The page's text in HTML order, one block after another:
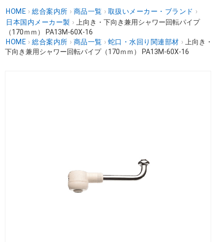
HOME › 総合案内所 › 商品一覧 › 取扱いメーカー・ブランド ›
日本国内メーカー製 ›
上向き・下向き兼用シャワー回転パイプ
（170ｍｍ） PA13M-60X-16
HOME › 総合案内所 › 商品一覧 › 蛇口・水回り関連部材 ›
上向き・
下向き兼用シャワー回転パイプ（170ｍｍ） PA13M-60X-16